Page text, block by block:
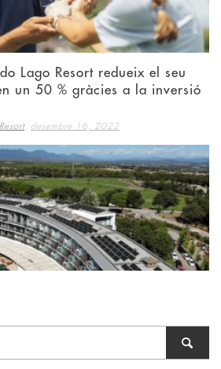
Lago Resort redueix el seu
un 50 % gràcies a la inversió
, desembre 16, 2022